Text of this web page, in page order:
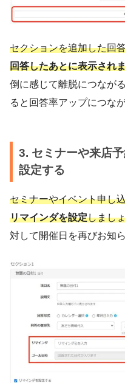
セクションを追加した回
回答したあとに表示され
倒に感じて離脱につなが
ると回答率アップにつな
3. セミナーや来店
設定する
セミナーやイベント申し
リマインダを設定しまし
対して開催日を再びお知